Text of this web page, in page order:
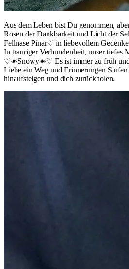
Aus dem Leben bist Du genommen,
Rosen der Dankbarkeit und Licht der
Fellnase Pinar♡ in liebevollem
In trauriger Verbundenheit, unser tiefes
♡☙Snowy☙♡ Es ist immer zu früh und
Liebe ein Weg und Erinnerungen
hinaufsteigen und dich zurückholen.